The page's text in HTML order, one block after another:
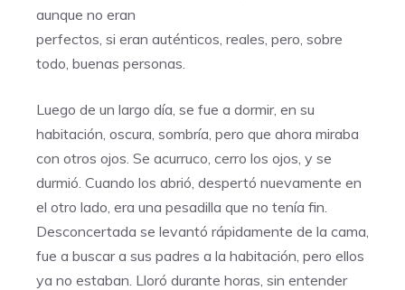
aunque no eran
perfectos, si eran auténticos, reales, pero, sobre
todo, buenas personas.
Luego de un largo día, se fue a dormir, en su
habitación, oscura, sombría, pero que ahora miraba
con otros ojos. Se acurruco, cerro los ojos, y se
durmió. Cuando los abrió, despertó nuevamente en
el otro lado, era una pesadilla que no tenía fin.
Desconcertada se levantó rápidamente de la cama,
fue a buscar a sus padres a la habitación, pero ellos
ya no estaban. Lloró durante horas, sin entender